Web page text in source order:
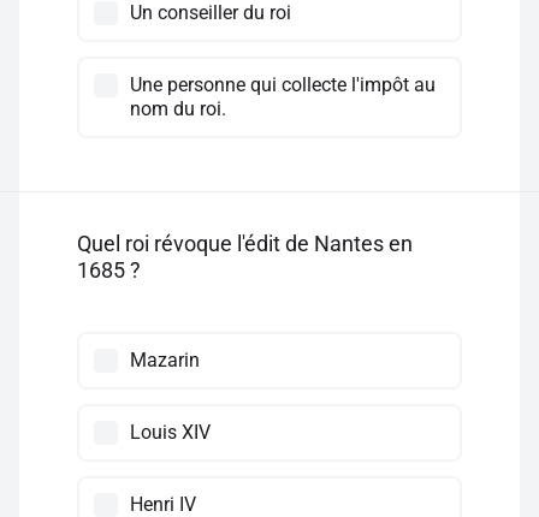
Un conseiller du roi
Une personne qui collecte l'impôt au
nom du roi.
Quel roi révoque l'édit de Nantes en
1685 ?
Mazarin
Louis XIV
Henri IV